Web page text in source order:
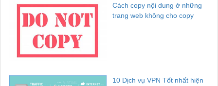
Cách copy nội dung ở những
trang web không cho copy
10 Dịch vụ VPN Tốt nhất hiện